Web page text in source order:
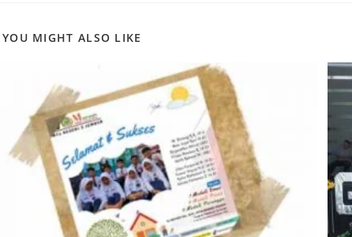
YOU MIGHT ALSO LIKE